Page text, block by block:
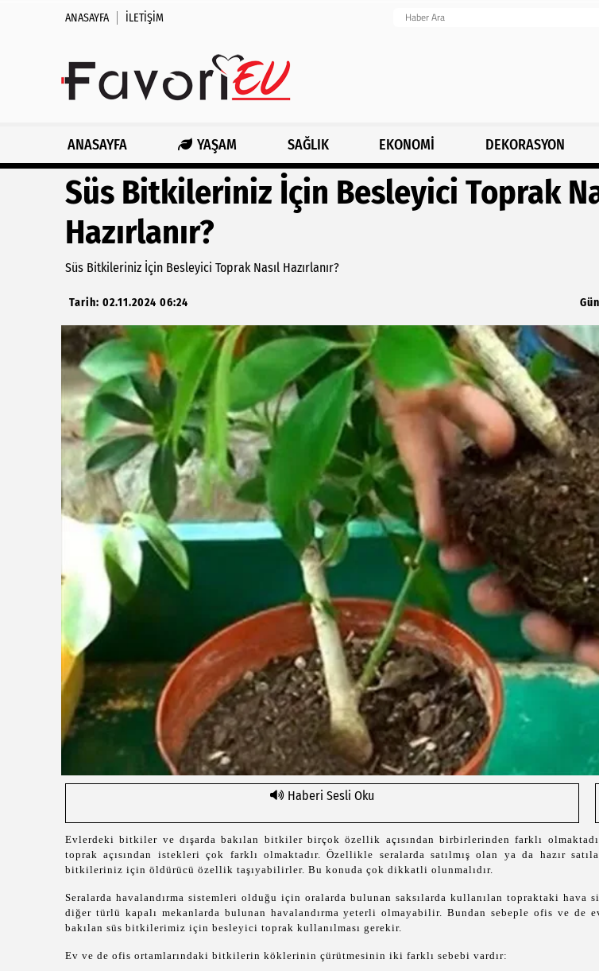
ANASAYFA İLETIŞIM
ANASAYFA YAŞAM SAĞLIK EKONOMİ DEKORASYON
Süs Bitkileriniz İçin Besleyici Toprak
Hazırlanır?
Süs Bitkileriniz İçin Besleyici Toprak Nasıl Hazırlanır?
Tarih: 02.11.2024 06:24
Haberi Sesli Oku
Evlerdeki bitkiler ve dışarda bakılan bitkiler birçok özellik açısından birbirlerinden farklı
toprak açısından istekleri çok farklı olmaktadır. Özellikle seralarda satılmış olan ya da hazır
bitkileriniz için öldürücü özellik taşıyabilirler. Bu konuda çok dikkatli olunmalıdır.
Seralarda havalandırma sistemleri olduğu için oralarda bulunan saksılarda kullanılan topraktaki hava
diğer türlü kapalı mekanlarda bulunan havalandırma yeterli olmayabilir. Bundan sebeple ofis ve de
bakılan süs bitkilerimiz için besleyici toprak kullanılması gerekir.
Ev ve de ofis ortamlarındaki bitkilerin köklerinin çürütmesinin iki farklı sebebi vardır: